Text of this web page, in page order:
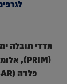
מדדי תובלה
פלדה (REBAR), נירוסטה, ליתיום ודלק גולמי